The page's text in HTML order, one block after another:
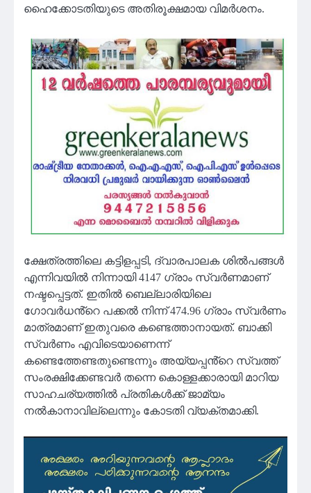
ഹൈക്കോടതിയുടെ അതിരൂക്ഷമായ വിമർശനം.
ക്ഷേത്രത്തിലെ കട്ടിളപ്പടി, ദ്വാരപാലക ശിൽപങ്ങൾ
എന്നിവയിൽ നിന്നായി 4147 ഗ്രാം സ്വർണമാണ്
നഷ്ടപ്പെട്ടത്. ഇതിൽ ബെല്ലാരിയിലെ
ഗോവർധൻ്റെ പക്കൽ നിന്ന് 474.96 ഗ്രാം സ്വർണം
മാത്രമാണ് ഇതുവരെ കണ്ടെത്താനായത്. ബാക്കി
സ്വർണം എവിടെയാണെന്ന്
കണ്ടെത്തേണ്ടതുണ്ടെന്നും അയ്യപ്പൻ്റെ സ്വത്ത്
സംരക്ഷിക്കേണ്ടവർ തന്നെ കൊള്ളക്കാരായി മാറിയ
സാഹചര്യത്തിൽ പ്രതികൾക്ക് ജാമ്യം
നൽകാനാവില്ലെന്നും കോടതി വ്യക്തമാക്കി.